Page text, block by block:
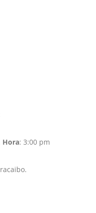
Hora: 3:00 pm